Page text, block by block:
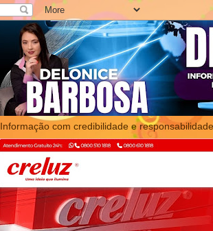
Informação com credibilidade e